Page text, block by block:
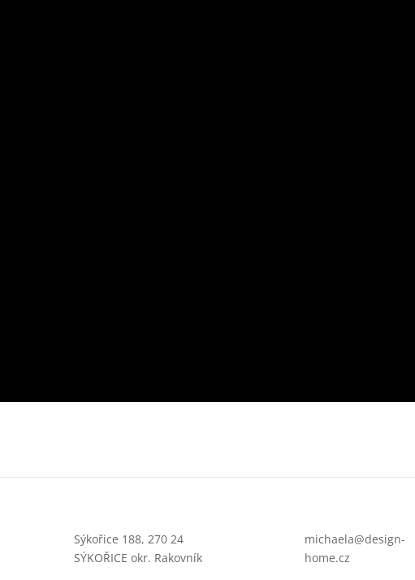
Sýkořice 188, 270 24
SÝKOŘICE okr. Rakovník
michaela@design-
home.cz